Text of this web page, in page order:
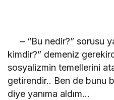
– “Bu nedir?” sorusu
kimdir?” demeniz
sosyalizmin temellerini
getirendir.. Ben de bunu
diye yanıma aldım…